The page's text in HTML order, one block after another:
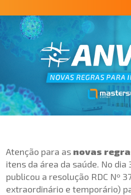
Atenção para as novas
itens da área da saúde. No dia
publicou a resolução RDC Nº
extraordinário e temporário)